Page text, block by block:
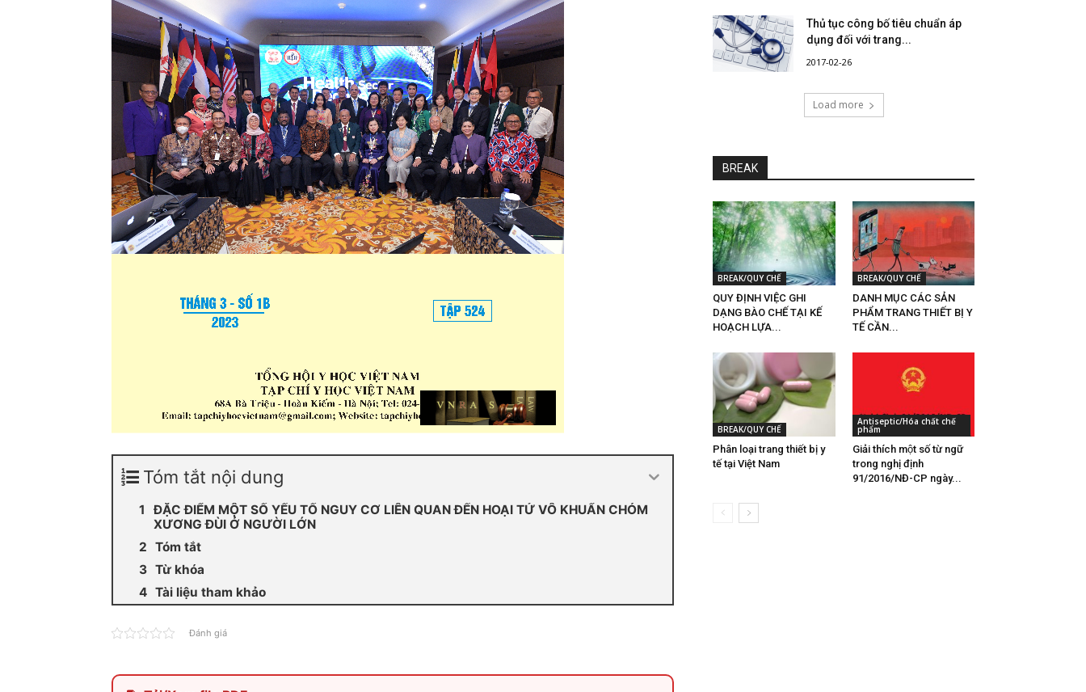
Tóm tắt nội dung
ĐẶC ĐIỂM MỘT SỐ YẾU TỐ NGUY CƠ LIÊN QUAN ĐẾN HOẠI TỬ VÔ KHUẨN CHỎM
XƯƠNG ĐÙI Ở NGƯỜI LỚN
Tóm tắt
Từ khóa
Tài liệu tham khảo
Đánh giá
Thủ tục công bố tiêu chuẩn áp
dụng đối với trang...
2017-02-26
Load more
BREAK
BREAK/QUY CHẾ
QUY ĐỊNH VIỆC GHI
DẠNG BÀO CHẾ TẠI KẾ
HOẠCH LỰA...
BREAK/QUY CHẾ
DANH MỤC CÁC SẢN
PHẨM TRANG THIẾT BỊ Y
TẾ CẦN...
BREAK/QUY CHẾ
Phân loại trang thiết bị y
tế tại Việt Nam
Antiseptic/Hóa chất chế
phẩm
Giải thích một số từ ngữ
trong nghị định
91/2016/NĐ-CP ngày...